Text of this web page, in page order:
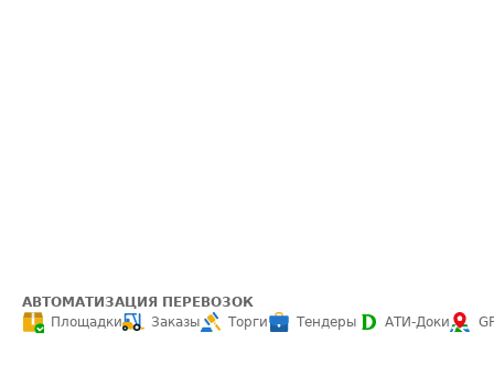
АВТОМАТИЗАЦИЯ ПЕРЕВОЗОК
Площадки
Заказы Торги Тендеры АТИ-Доки